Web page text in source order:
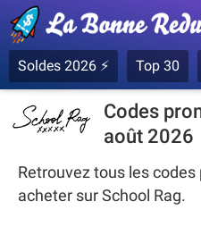
Soldes 2026 ⚡ Top 30
Codes
août 2026
Retrouvez tous les
acheter sur School Rag.